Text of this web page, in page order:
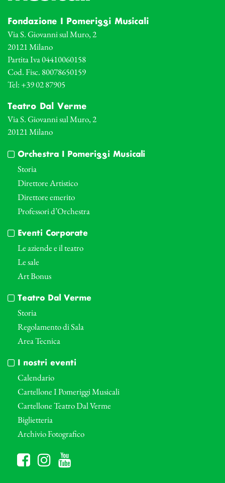
Fondazione I Pomeriggi Musicali
Via S. Giovanni sul Muro, 2
20121 Milano
Partita Iva 04410060158
Cod. Fisc. 80078650159
Tel: +39 02 87905
Teatro Dal Verme
Via S. Giovanni sul Muro, 2
20121 Milano
Orchestra I Pomeriggi Musicali
Storia
Direttore Artistico
Direttore emerito
Professori d’Orchestra
Eventi Corporate
Le aziende e il teatro
Le sale
Art Bonus
Teatro Dal Verme
Storia
Regolamento di Sala
Area Tecnica
I nostri eventi
Calendario
Cartellone I Pomeriggi Musicali
Cartellone Teatro Dal Verme
Biglietteria
Archivio Fotografico